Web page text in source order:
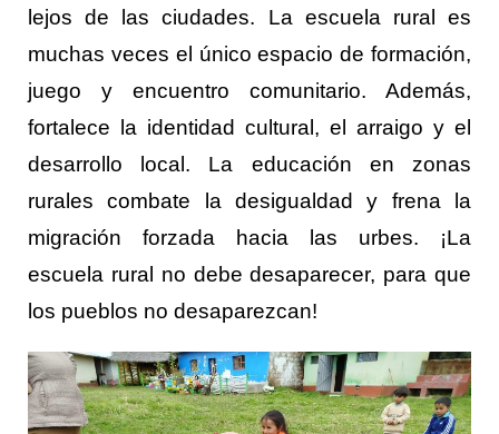
lejos de las ciudades. La escuela rural es
muchas veces el único espacio de formación,
juego y encuentro comunitario. Además,
fortalece la identidad cultural, el arraigo y el
desarrollo local. La educación en zonas
rurales combate la desigualdad y frena la
migración forzada hacia las urbes. ¡La
escuela rural no debe desaparecer, para que
los pueblos no desaparezcan!